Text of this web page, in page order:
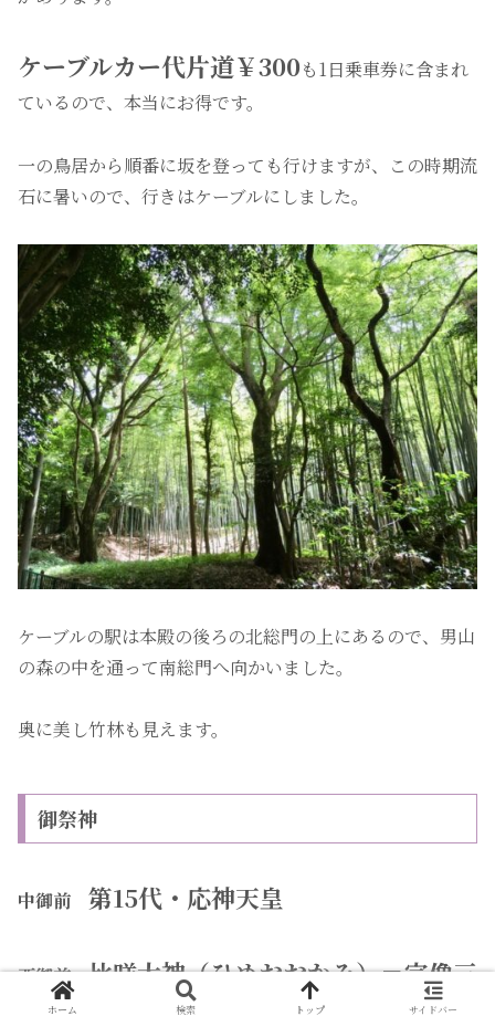
ケーブルカー代片道￥300も1日乗車券に含まれ
ているので、本当にお得です。
一の鳥居から順番に坂を登っても行けますが、この時期流
石に暑いので、行きはケーブルにしました。
ケーブルの駅は本殿の後ろの北総門の上にあるので、男山
の森の中を通って南総門へ向かいました。
奥に美し竹林も見えます。
御祭神
中御前 第15代・応神天皇
西御前比咩大神（ひめおおかみ）＝宗像三
女神（多岐理毘賣尊・市寸島姫命・多
ホーム 検索 トップ サイドバー